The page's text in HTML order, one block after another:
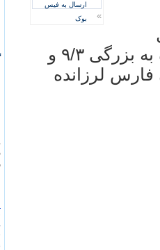
ارسال به فیس
بوک
»
شيراز را لرزاند پس آن نيز دو پس لرزه به بزرگی ۹/۳ و
فارس لرزانده